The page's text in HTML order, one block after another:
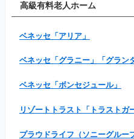
高級有料老人ホーム
ベネッセ「アリア」
ベネッセ「グラニー」「グラン
ベネッセ「ボンセジュール」
リゾートトラスト「トラストガ
プラウドライフ（ソニーグルー